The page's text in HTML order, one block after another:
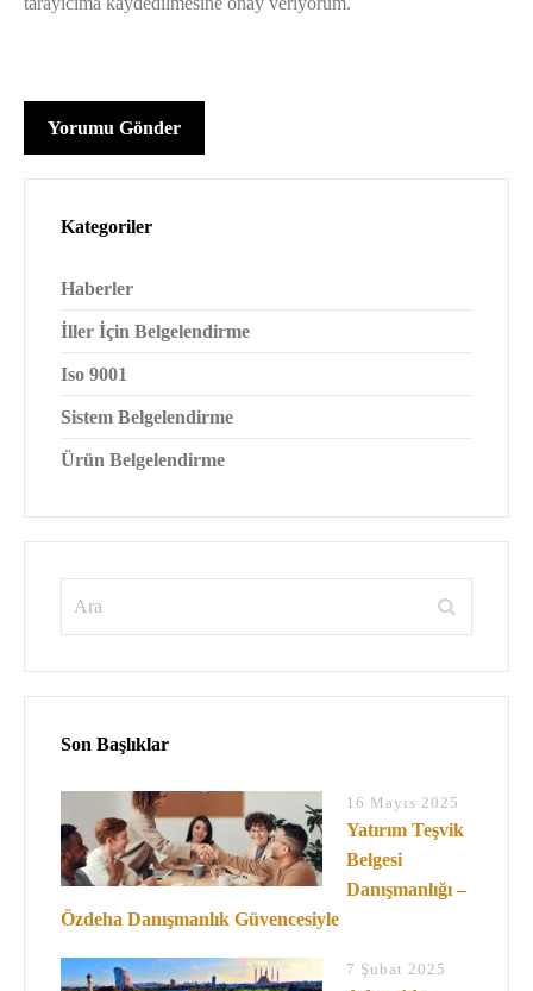
Kategoriler
Haberler
İller İçin Belgelendirme
Iso 9001
Sistem Belgelendirme
Ürün Belgelendirme
Son Başlıklar
16 Mayıs 2025
Yatırım Teşvik
Belgesi
Danışmanlığı –
Özdeha Danışmanlık Güvencesiyle
7 Şubat 2025